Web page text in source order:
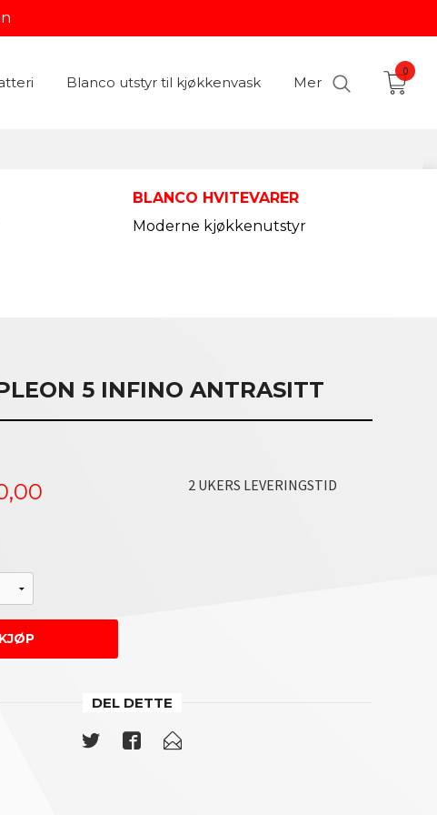
Blanco utstyr til kjøkkenvask Mer
0
BLANCO HVITEVARER
Moderne kjøkkenutstyr
5 INFINO ANTRASITT
2 UKERS LEVERINGSTID
KJØP
DEL DETTE